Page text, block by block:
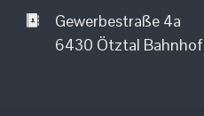
Gewerbestraße 4a
6430 Ötztal Bahnhof